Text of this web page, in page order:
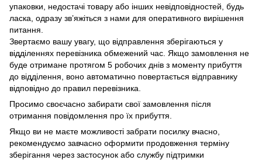
упаковки, недостачі товару або інших невідповідностей, будь
ласка, одразу зв’яжіться з нами для оперативного вирішення
питання.
Звертаємо вашу увагу, що відправлення зберігаються у
відділеннях перевізника обмежений час. Якщо замовлення не
буде отримане протягом 5 робочих днів з моменту прибуття
до відділення, воно автоматично повертається відправнику
відповідно до правил перевізника.
Просимо своєчасно забирати свої замовлення після
отримання повідомлення про їх прибуття.
Якщо ви не маєте можливості забрати посилку вчасно,
рекомендуємо завчасно оформити продовження терміну
зберігання через застосунок або службу підтримки